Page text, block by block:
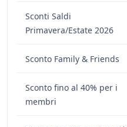
Sconti Saldi
Primavera/Estate 2026
Sconto Family & Friends
Sconto fino al 40% per i
membri